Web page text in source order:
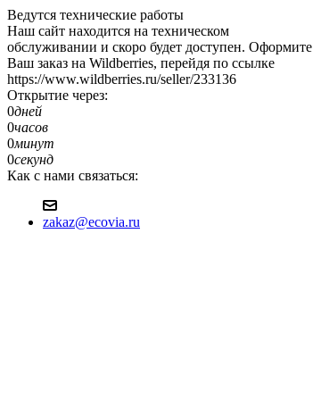
Ведутся технические работы
Наш сайт находится на техническом
обслуживании и скоро будет доступен. Оформите
Ваш заказ на Wildberries, перейдя по ссылке
https://www.wildberries.ru/seller/233136
Открытие через:
0дней
0часов
0минут
0секунд
Как с нами связаться:
zakaz@ecovia.ru